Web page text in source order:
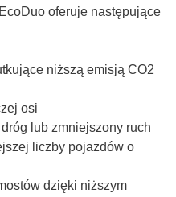
oferuje następujące
niższą emisją CO2
osi
lub zmniejszony ruch
liczby pojazdów o
dzięki niższym